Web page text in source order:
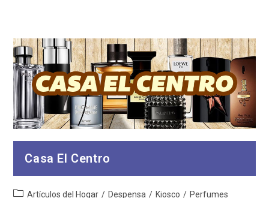
Casa El Centro
Categoría
Artículos del Hogar / Despensa / Kiosco / Perfumes